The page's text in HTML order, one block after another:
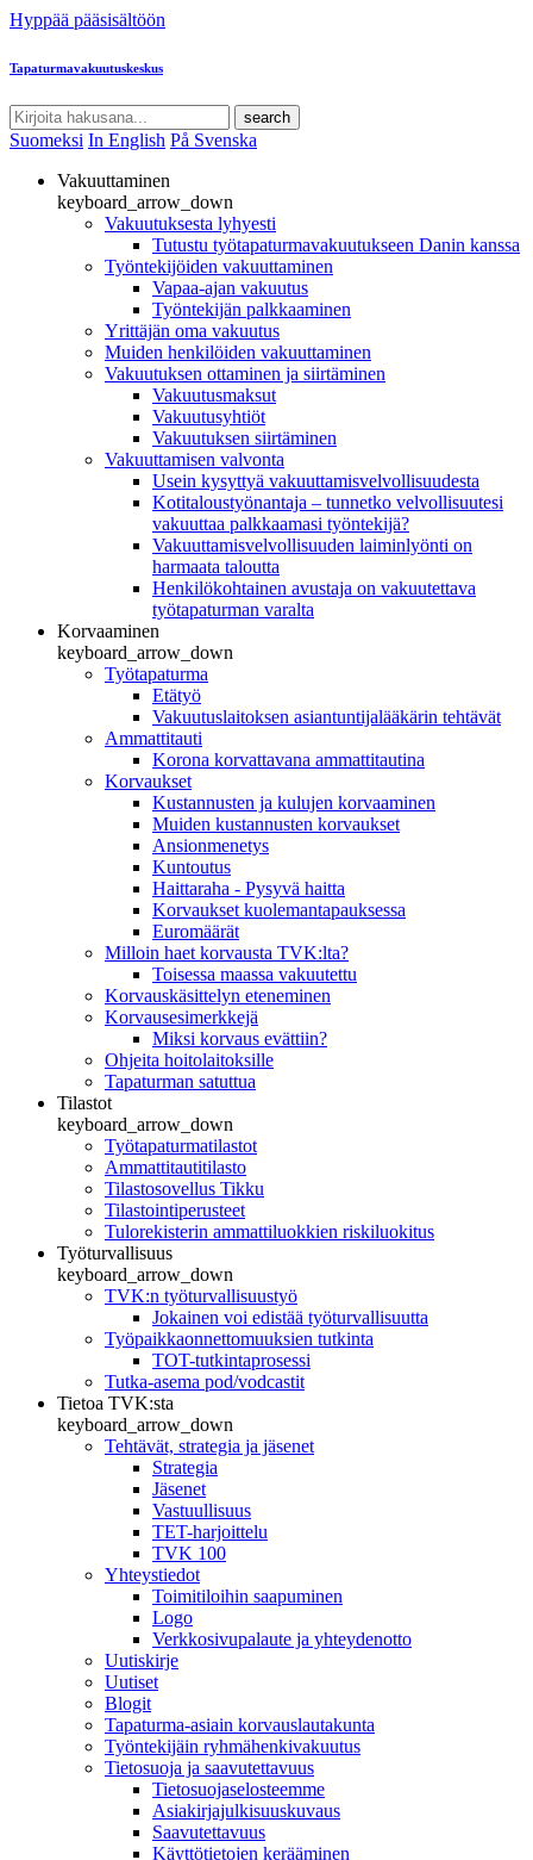
Hyppää pääsisältöön
Tapaturmavakuutuskeskus
search
Suomeksi In English På Svenska
Vakuuttaminen
keyboard_arrow_down
Vakuutuksesta lyhyesti
Tutustu työtapaturmavakuutukseen Danin kanssa
Työntekijöiden vakuuttaminen
Vapaa-ajan vakuutus
Työntekijän palkkaaminen
Yrittäjän oma vakuutus
Muiden henkilöiden vakuuttaminen
Vakuutuksen ottaminen ja siirtäminen
Vakuutusmaksut
Vakuutusyhtiöt
Vakuutuksen siirtäminen
Vakuuttamisen valvonta
Usein kysyttyä vakuuttamisvelvollisuudesta
Kotitaloustyönantaja – tunnetko velvollisuutesi
vakuuttaa palkkaamasi työntekijä?
Vakuuttamisvelvollisuuden laiminlyönti on
harmaata taloutta
Henkilökohtainen avustaja on vakuutettava
työtapaturman varalta
Korvaaminen
keyboard_arrow_down
Työtapaturma
Etätyö
Vakuutuslaitoksen asiantuntijalääkärin tehtävät
Ammattitauti
Korona korvattavana ammattitautina
Korvaukset
Kustannusten ja kulujen korvaaminen
Muiden kustannusten korvaukset
Ansionmenetys
Kuntoutus
Haittaraha - Pysyvä haitta
Korvaukset kuolemantapauksessa
Euromäärät
Milloin haet korvausta TVK:lta?
Toisessa maassa vakuutettu
Korvauskäsittelyn eteneminen
Korvausesimerkkejä
Miksi korvaus evättiin?
Ohjeita hoitolaitoksille
Tapaturman satuttua
Tilastot
keyboard_arrow_down
Työtapaturmatilastot
Ammattitautitilasto
Tilastosovellus Tikku
Tilastointiperusteet
Tulorekisterin ammattiluokkien riskiluokitus
Työturvallisuus
keyboard_arrow_down
TVK:n työturvallisuustyö
Jokainen voi edistää työturvallisuutta
Työpaikkaonnettomuuksien tutkinta
TOT-tutkintaprosessi
Tutka-asema pod/vodcastit
Tietoa TVK:sta
keyboard_arrow_down
Tehtävät, strategia ja jäsenet
Strategia
Jäsenet
Vastuullisuus
TET-harjoittelu
TVK 100
Yhteystiedot
Toimitiloihin saapuminen
Logo
Verkkosivupalaute ja yhteydenotto
Uutiskirje
Uutiset
Blogit
Tapaturma-asiain korvauslautakunta
Työntekijäin ryhmähenkivakuutus
Tietosuoja ja saavutettavuus
Tietosuojaselosteemme
Asiakirjajulkisuuskuvaus
Saavutettavuus
Käyttötietojen kerääminen